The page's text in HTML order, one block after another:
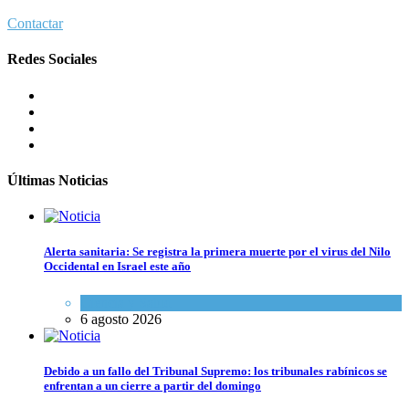
Contactar
Redes Sociales
Últimas Noticias
Alerta sanitaria: Se registra la primera muerte por el virus del Nilo
Occidental en Israel este año
6 agosto 2026
Debido a un fallo del Tribunal Supremo: los tribunales rabínicos se
enfrentan a un cierre a partir del domingo